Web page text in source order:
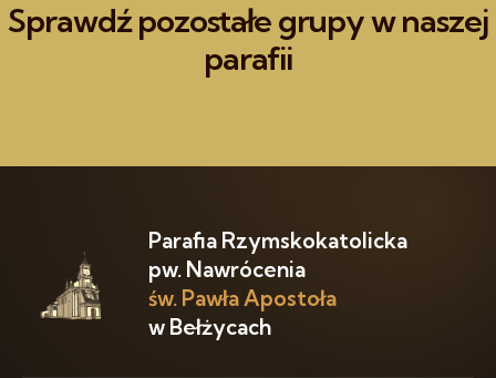
Sprawdź pozostałe grupy w naszej
parafii
Parafia Rzymskokatolicka
pw. Nawrócenia
św. Pawła Apostoła
w Bełżycach